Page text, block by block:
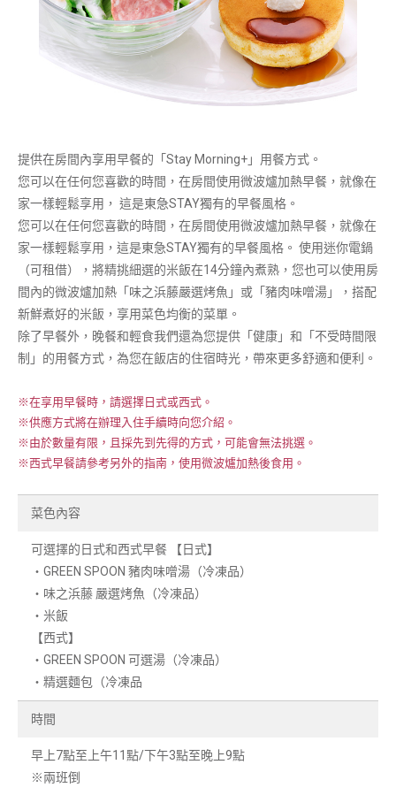
提供在房間內享用早餐的「Stay Morning+」用餐方式。
您可以在任何您喜歡的時間，在房間使用微波爐加熱早餐，就像在
家一樣輕鬆享用， 這是東急STAY獨有的早餐風格。
您可以在任何您喜歡的時間，在房間使用微波爐加熱早餐，就像在
家一樣輕鬆享用，這是東急STAY獨有的早餐風格。 使用迷你電鍋
（可租借），將精挑細選的米飯在14分鐘內煮熟，您也可以使用房
間內的微波爐加熱「味之浜藤嚴選烤魚」或「豬肉味噌湯」，搭配
新鮮煮好的米飯，享用菜色均衡的菜單。
除了早餐外，晚餐和輕食我們還為您提供「健康」和「不受時間限
制」的用餐方式，為您在飯店的住宿時光，帶來更多舒適和便利。
※在享用早餐時，請選擇日式或西式。
※供應方式將在辦理入住手續時向您介紹。
※由於數量有限，且採先到先得的方式，可能會無法挑選。
※西式早餐請參考另外的指南，使用微波爐加熱後食用。
菜色內容
可選擇的日式和西式早餐 【日式】
・GREEN SPOON 豬肉味噌湯（冷凍品）
・味之浜藤 嚴選烤魚（冷凍品）
・米飯
【西式】
・GREEN SPOON 可選湯（冷凍品）
・精選麵包（冷凍品
時間
早上7點至上午11點/下午3點至晚上9點
※兩班倒